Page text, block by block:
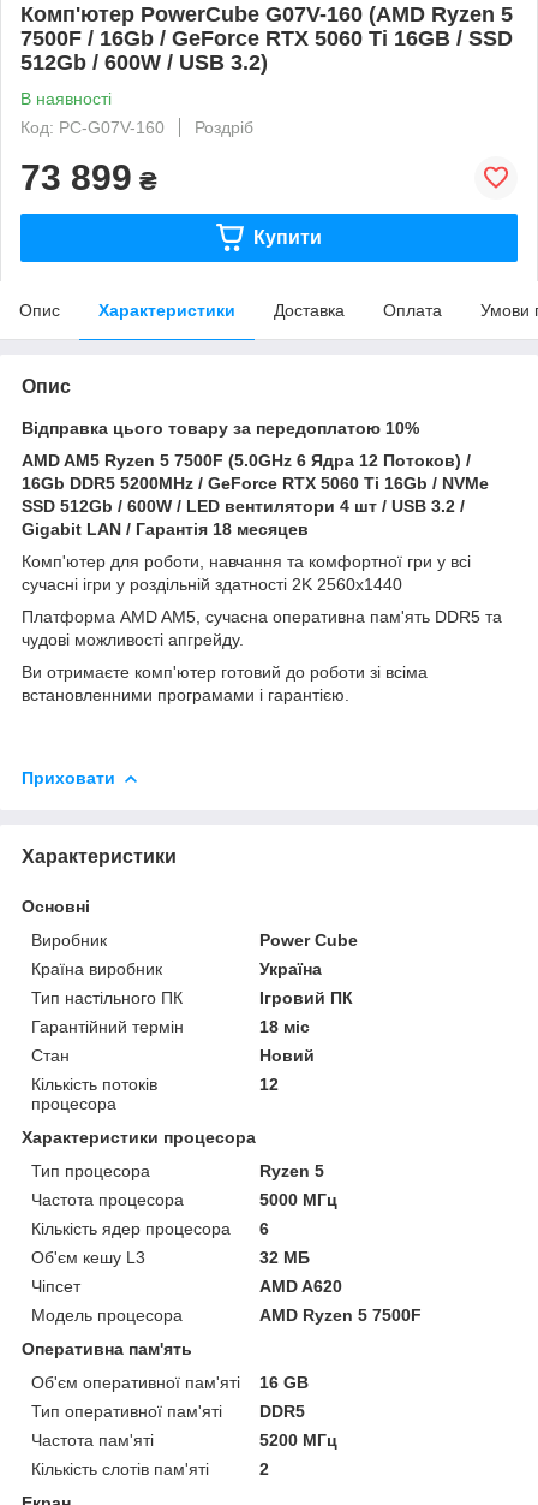
Комп'ютер PowerCube G07V-160 (AMD Ryzen 5
7500F / 16Gb / GeForce RTX 5060 Ti 16GB / SSD
512Gb / 600W / USB 3.2)
В наявності
Код: PC-G07V-160
Роздріб
73 899 ₴
Купити
Опис Характеристики Доставка Оплата Умови
Опис
Відправка цього товару за передоплатою 10%
AMD AM5 Ryzen 5 7500F (5.0GHz 6 Ядра 12 Потоков) /
16Gb DDR5 5200MHz / GeForce RTX 5060 Ti 16Gb / NVMe
SSD 512Gb / 600W / LED вентилятори 4 шт / USB 3.2 /
Gigabit LAN / Гарантія 18 месяцев
Комп'ютер для роботи, навчання та комфортної гри у всі
сучасні ігри у роздільній здатності 2K 2560x1440
Платформа AMD AM5, сучасна оперативна пам'ять DDR5 та
чудові можливості апгрейду.
Ви отримаєте комп'ютер готовий до роботи зі всіма
встановленними програмами і гарантією.
Приховати
Характеристики
Основні
Виробник
Power Cube
Країна виробник
Україна
Тип настільного ПК
Ігровий ПК
Гарантійний термін
18 міс
Стан
Новий
Кількість потоків
процесора
12
Характеристики процесора
Тип процесора
Ryzen 5
Частота процесора
5000 МГц
Кількість ядер процесора
6
Об'єм кешу L3
32 МБ
Чіпсет
AMD A620
Модель процесора
AMD Ryzen 5 7500F
Оперативна пам'ять
Об'єм оперативної пам'яті
16 GB
Тип оперативної пам'яті
DDR5
Частота пам'яті
5200 МГц
Кількість слотів пам'яті
2